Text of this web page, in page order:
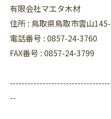
有限会社マエタ木材
住所 : 鳥取県鳥取市雲山
電話番号 : 0857-24-3760
FAX番号 : 0857-24-3799
--